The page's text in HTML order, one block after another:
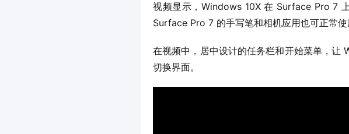
视频显示，Windows 10X 在 Surface Pro 7
Surface Pro 7 的手写笔和相机应用也可正常使
在视频中，居中设计的任务栏和开始菜单，让
切换界面。